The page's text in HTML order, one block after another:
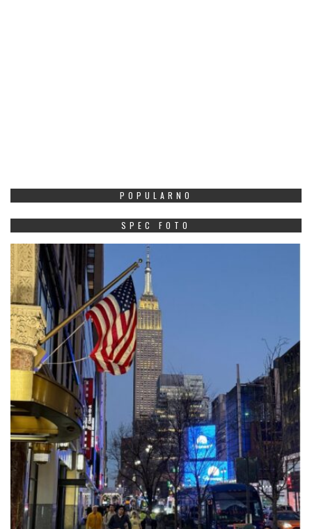
POPULARNO
SPEC FOTO